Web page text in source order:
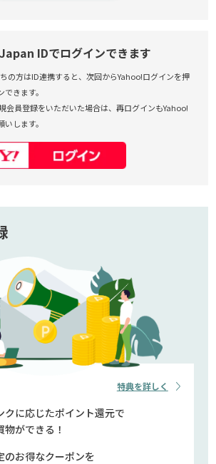
IDでログインできます
の方はID連携すると、次回からYahoo!ログインを押
きます。
会員登録をいただいた場合は、再ログインもYahoo!
します。
クに応じたポイント還元で
物ができる！
のお得なクーポンを
特典を詳しく